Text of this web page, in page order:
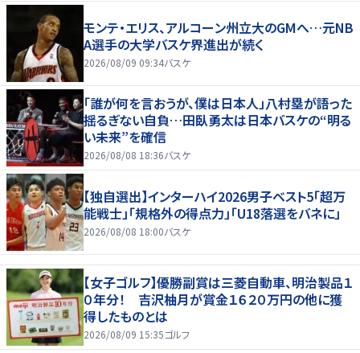
モンテ・エリス、アルコーン州立大のGMへ…元NB
A選手の大学バスケ界進出が続く
2026/08/09 09:34バスケ
「誰が何を言おうが、僕は日本人」八村塁が語った
揺るぎない自負…田臥勇太は日本バスケの“明る
い未来”を確信
2026/08/08 18:36バスケ
【独自選出】インターハイ2026男子ベスト5「超万
能戦士」「規格外の得点力」「U18落選をバネに」
2026/08/08 18:00バスケ
【女子ゴルフ】優勝副賞は三菱自動車、明治製品１
０年分！ 吉沢柚月が賞金１６２０万円の他に獲
得したものとは
2026/08/09 15:35ゴルフ